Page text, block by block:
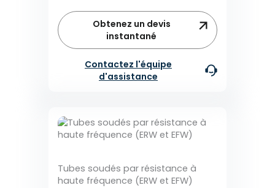
Obtenez un devis
instantané
Contactez l'équipe
d'assistance
Tubes soudés par résistance à
haute fréquence (ERW et EFW)